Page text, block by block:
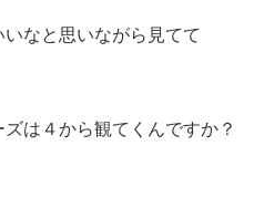
なと思いながら見てて
は４から観てくんですか？